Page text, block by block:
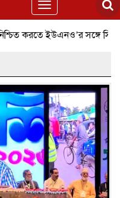
Toggle
navigation
করতে ইউএনও’র সঙ্গে সিআরবি